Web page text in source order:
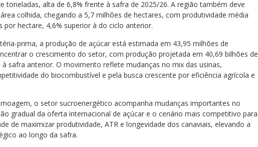
toneladas, alta de 6,8% frente à safra de 2025/26. A região também deve
colhida, chegando a 5,7 milhões de hectares, com produtividade média
por hectare, 4,6% superior à do ciclo anterior.
prima, a produção de açúcar está estimada em 43,95 milhões de
o crescimento do setor, com produção projetada em 40,69 bilhões de
safra anterior. O movimento reflete mudanças no mix das usinas,
do biocombustível e pela busca crescente por eficiência agrícola e
o setor sucroenergético acompanha mudanças importantes no
gradual da oferta internacional de açúcar e o cenário mais competitivo para
de maximizar produtividade, ATR e longevidade dos canaviais, elevando a
ao longo da safra.